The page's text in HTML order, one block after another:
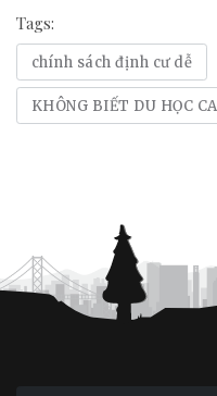
Tags:
chính sách định cư dễ
KHÔNG BIẾT DU HỌC